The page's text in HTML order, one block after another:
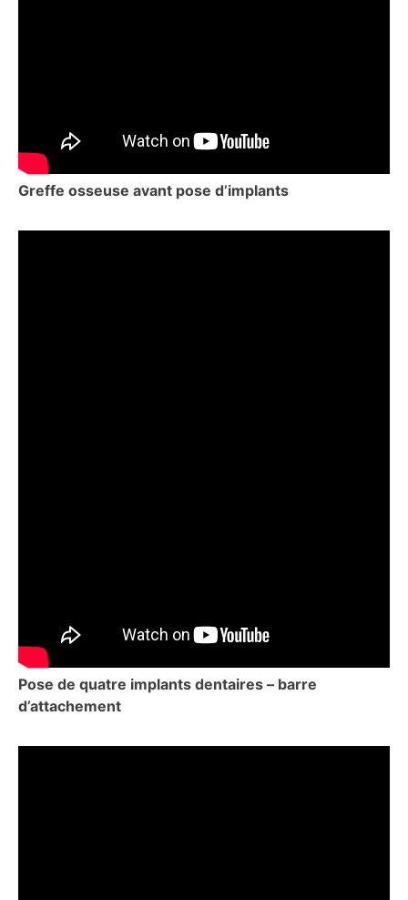
Greffe osseuse avant pose d’implants
Pose de quatre implants dentaires – barre
d’attachement